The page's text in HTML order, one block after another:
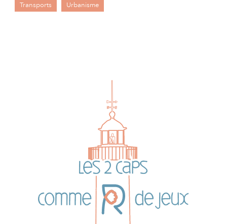
Transports Urbanisme